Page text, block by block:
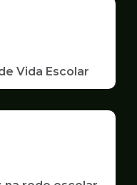
Vida Escolar